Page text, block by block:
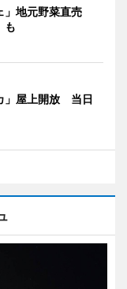
」地元野菜直売
も
」屋上開放 当日